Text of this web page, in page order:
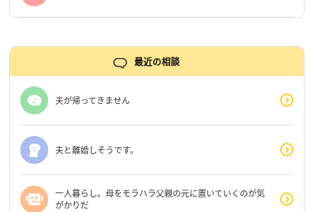
最近の相談
夫が帰ってきません
夫と離婚しそうです。
一人暮らし。母をモラハラ父親の元に置いていくのが気
がかりだ